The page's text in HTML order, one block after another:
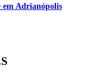
em Adrianópolis